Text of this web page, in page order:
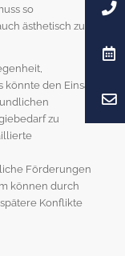
so
ästhetisch zum
den Einsatz
zu
Förderungen
können durch
Konflikte